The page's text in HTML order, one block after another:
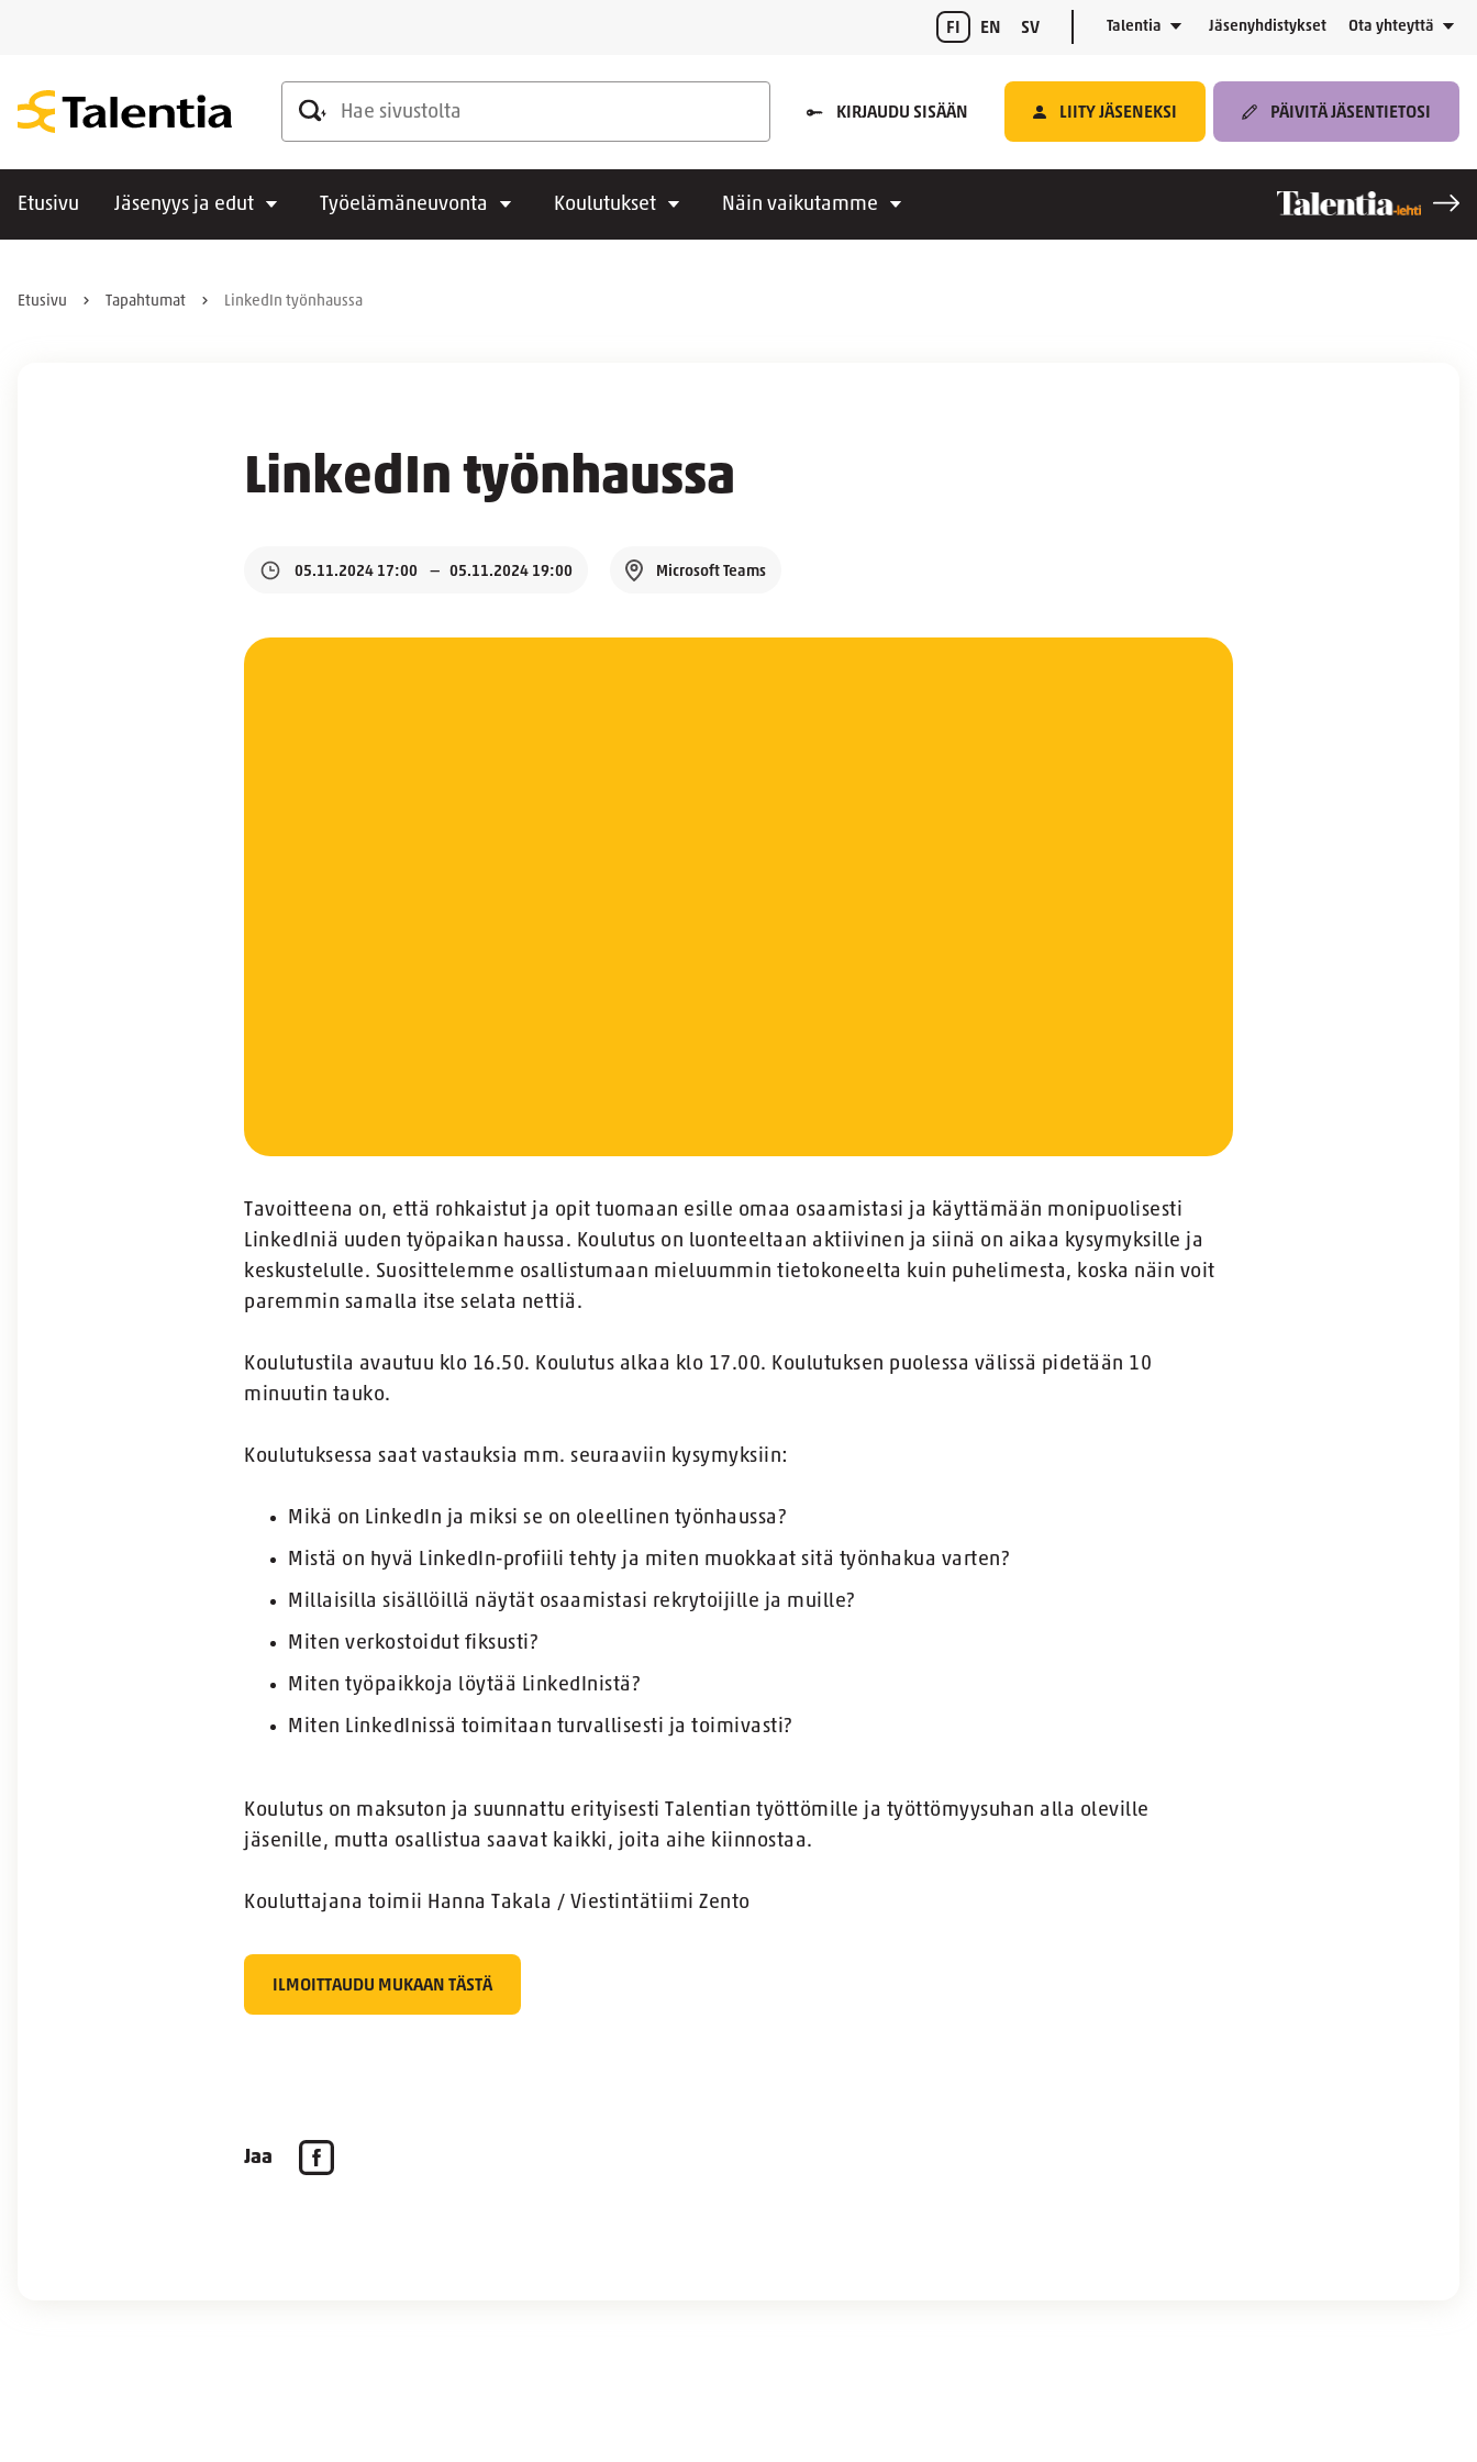
FI EN SV Talentia Jäsenyhdistykset Ota yhteyttä
Hae sivustolta
KIRJAUDU SISÄÄN LIITY JÄSENEKSI PÄIVITÄ JÄSENTIETOSI
Etusivu Jäsenyys ja edut Työelämäneuvonta Koulutukset Näin vaikutamme
Etusivu Tapahtumat LinkedIn työnhaussa
LinkedIn työnhaussa
05.11.2024 17:00 05.11.2024 19:00 Microsoft Teams
Tavoitteena on, että rohkaistut ja opit tuomaan esille omaa osaamistasi ja käyttämään monipuolisesti
LinkedIniä uuden työpaikan haussa. Koulutus on luonteeltaan aktiivinen ja siinä on aikaa kysymyksille ja
keskustelulle. Suosittelemme osallistumaan mieluummin tietokoneelta kuin puhelimesta, koska näin voit
paremmin samalla itse selata nettiä.
Koulutustila avautuu klo 16.50. Koulutus alkaa klo 17.00. Koulutuksen puolessa välissä pidetään 10
minuutin tauko.
Koulutuksessa saat vastauksia mm. seuraaviin kysymyksiin:
Mikä on LinkedIn ja miksi se on oleellinen työnhaussa?
Mistä on hyvä LinkedIn-profiili tehty ja miten muokkaat sitä työnhakua varten?
Millaisilla sisällöillä näytät osaamistasi rekrytoijille ja muille?
Miten verkostoidut fiksusti?
Miten työpaikkoja löytää LinkedInistä?
Miten LinkedInissä toimitaan turvallisesti ja toimivasti?
Koulutus on maksuton ja suunnattu erityisesti Talentian työttömille ja työttömyysuhan alla oleville
jäsenille, mutta osallistua saavat kaikki, joita aihe kiinnostaa.
Kouluttajana toimii Hanna Takala / Viestintätiimi Zento
ILMOITTAUDU MUKAAN TÄSTÄ
Jaa